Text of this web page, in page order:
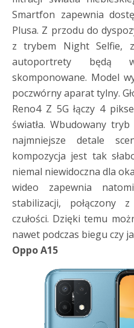
Smartfon zapewnia
Plusa. Z przodu do
z trybem Night Selfie,
autoportrety będą
skomponowane. Model
poczwórny aparat tylny.
Reno4 Z 5G łączy 4
światła. Wbudowany
najmniejsze detale
kompozycja jest tak
niemal niewidoczna dla
wideo zapewnia
stabilizacji, połączony
czułości. Dzięki temu
nawet podczas biegu czy
Oppo A15